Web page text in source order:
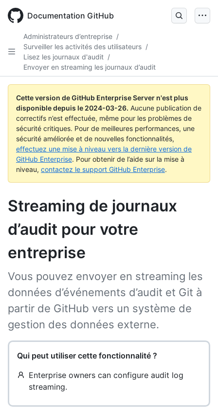
main
Documentation GitHub
Administrateurs d’entreprise /
Surveiller les activités des utilisateurs /
Lisez les journaux d'audit /
Envoyer en streaming les journaux d’audit
Cette version de GitHub Enterprise Server n'est plus
disponible depuis le 2024-03-26. Aucune publication de
correctifs n’est effectuée, même pour les problèmes de
sécurité critiques. Pour de meilleures performances, une
sécurité améliorée et de nouvelles fonctionnalités,
effectuez une mise à niveau vers la dernière version de
GitHub Enterprise. Pour obtenir de l’aide sur la mise à
niveau, contactez le support GitHub Enterprise.
Streaming de journaux
d’audit pour votre
entreprise
Vous pouvez envoyer en streaming les
données d’événements d’audit et Git à
partir de GitHub vers un système de
gestion des données externe.
Qui peut utiliser cette fonctionnalité ?
Enterprise owners can configure audit log
streaming.